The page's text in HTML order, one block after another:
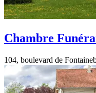
Chambre
104, boulevard de